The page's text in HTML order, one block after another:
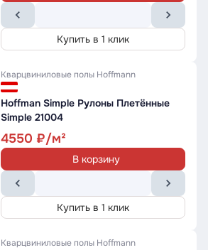
Купить в 1 клик
Кварцвиниловые полы Hoffmann
Hoffman Simple Рулоны Плетённые
Simple 21004
4550
В корзину
Купить в 1 клик
Кварцвиниловые полы Hoffmann